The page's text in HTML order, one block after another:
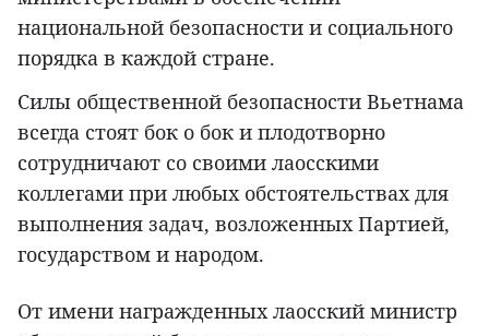
национальной безопасности и социального
порядка в каждой стране.
Силы общественной безопасности Вьетнама
всегда стоят бок о бок и плодотворно
сотрудничают со своими лаосскими
коллегами при любых обстоятельствах для
выполнения задач, возложенных Партией,
государством и народом.
От имени награжденных лаосский министр